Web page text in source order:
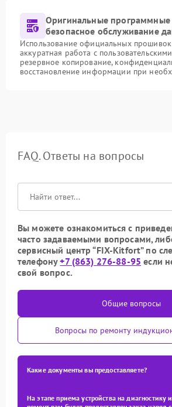
Оригинальные
безопасное обслуживание
Использование официальных
аккуратная работа с
резервное копирование,
восстановление информации при
FAQ. Ответы на вопросы
Вы можете ознакомиться с
часто задаваемыми вопросами,
сервисный центр “FIX-Kitfort” по
телефону+7 (863) 276-88-95 если
свой вопрос.
Общие вопросы
Вопросы по ремонту
Какие документы вы предоставляете?
На этапе приема устройства на диагностику